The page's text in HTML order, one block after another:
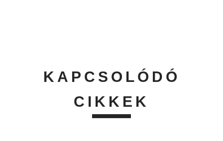
KAPCSOLÓDÓ
CIKKEK